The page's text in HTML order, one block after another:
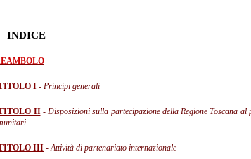
INDICE
I - Principi generali
II- Disposizioni sulla partecipazione della Regione Toscana
III - Attività di partenariato internazionale